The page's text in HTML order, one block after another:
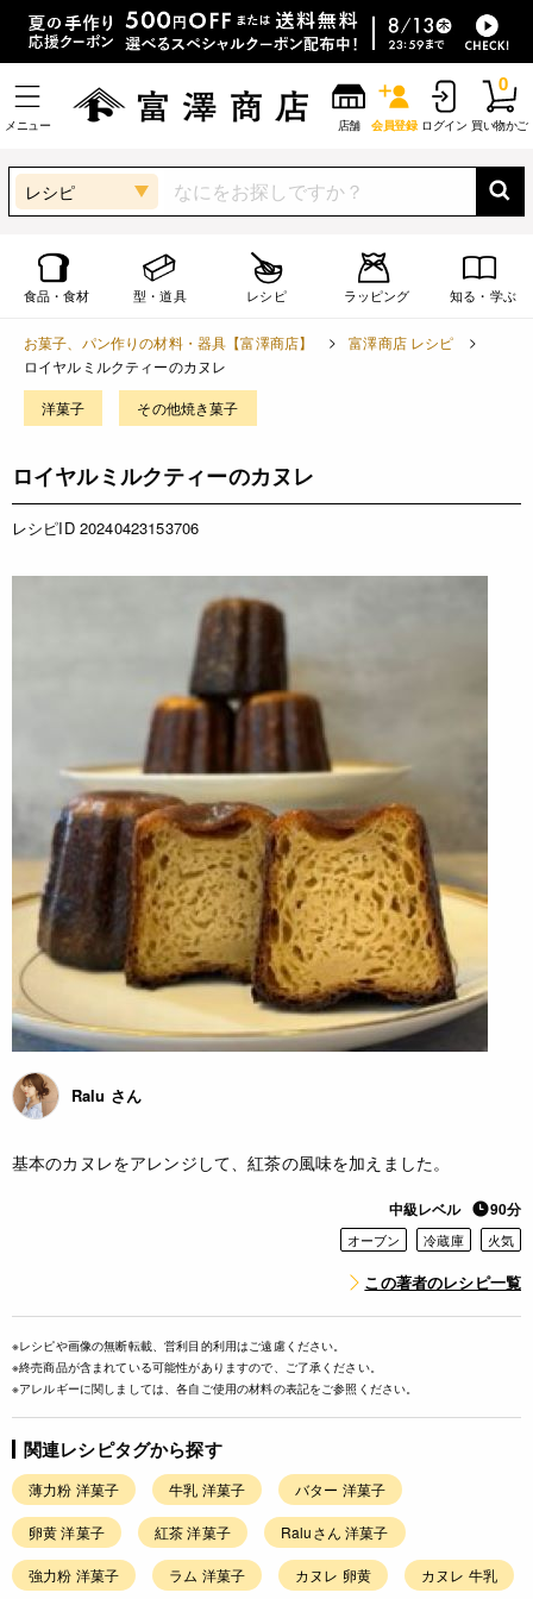
メニュー 店舗 会員登録 ログイン 買い物かご
0
レシピ
食品・食材 型・道具 レシピ ラッピング 知る・学ぶ
お菓子、パン作りの材料・器具【富澤商店】
富澤商店 レシピ
ロイヤルミルクティーのカヌレ
洋菓子 その他焼き菓子
ロイヤルミルクティーのカヌレ
レシピID 20240423153706
Ralu さん
基本のカヌレをアレンジして、紅茶の風味を加えました。
中級レベル 90分
オーブン 冷蔵庫 火気
この著者のレシピ一覧
※レシピや画像の無断転載、営利目的利用はご遠慮ください。
※終売商品が含まれている可能性がありますので、ご了承ください。
※アレルギーに関しましては、各自ご使用の材料の表記をご参照ください。
関連レシピタグから探す
薄力粉 洋菓子 牛乳 洋菓子 バター 洋菓子
卵黄 洋菓子 紅茶 洋菓子 Raluさん 洋菓子
強力粉 洋菓子 ラム 洋菓子 カヌレ 卵黄 カヌレ 牛乳